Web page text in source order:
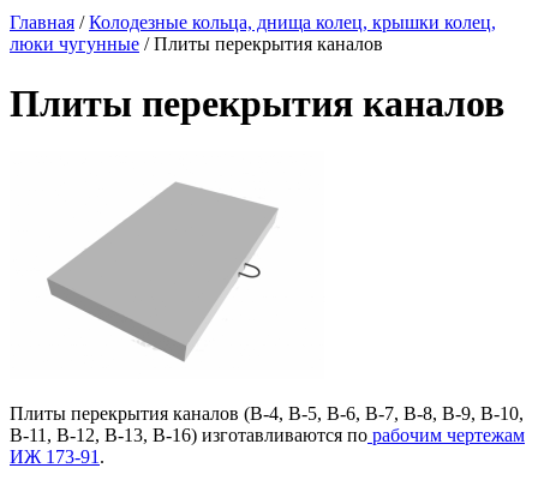
Главная /Колодезные кольца, днища колец, крышки колец,
люки чугунные / Плиты перекрытия каналов
Плиты перекрытия каналов
Плиты перекрытия каналов (В-4, В-5, В-6, В-7, В-8, В-9, В-10,
В-11, В-12, В-13, В-16) изготавливаются по рабочим чертежам
ИЖ 173-91 .